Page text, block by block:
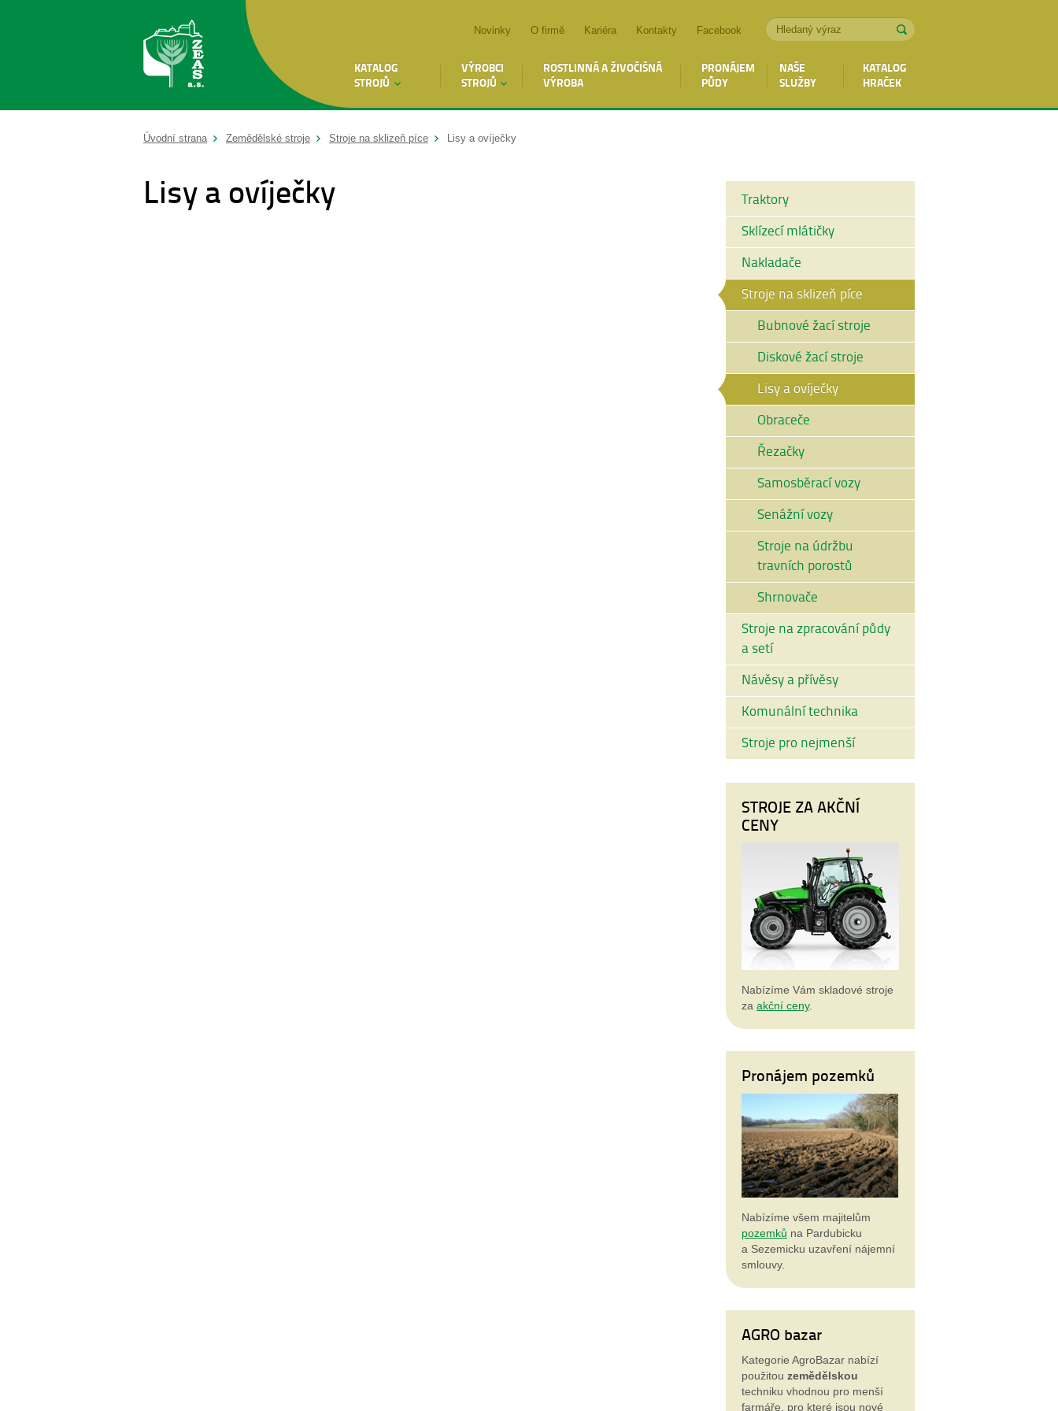
KATALOG
STROJŮ
VÝROBCI
STROJŮ
ROSTLINNÁ A ŽIVOČIŠNÁ
VÝROBA
PRONÁJEM
PŮDY
NAŠE
SLUŽBY
KATALOG
HRAČEK
Novinky O firmě Kariéra Kontakty Facebook
Úvodní strana Zemědělské stroje Stroje na sklizeň píce Lisy a ovíječky
Lisy a ovíječky
Traktory
Sklízecí mlátičky
Nakladače
Stroje na sklizeň píce
Bubnové žací stroje
Diskové žací stroje
Lisy a ovíječky
Obraceče
Řezačky
Samosběrací vozy
Senážní vozy
Stroje na údržbu
travních porostů
Shrnovače
Stroje na zpracování půdy
a setí
Návěsy a přívěsy
Komunální technika
Stroje pro nejmenší
STROJE ZA AKČNÍ
CENY
Nabízíme Vám skladové stroje
za akční ceny.
Pronájem pozemků
Nabízíme všem majitelům
pozemků na Pardubicku
a Sezemicku uzavření nájemní
smlouvy.
AGRO bazar
Kategorie AgroBazar nabízí
použitou zemědělskou
techniku vhodnou pro menší
farmáře, pro které jsou nové